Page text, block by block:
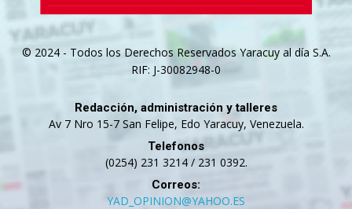
© 2024 - Todos los Derechos Reservados Yaracuy al día S.A.
RIF: J-30082948-0
Redacción, administración y talleres
Av 7 Nro 15-7 San Felipe, Edo Yaracuy, Venezuela.
Telefonos
(0254) 231 3214 / 231 0392.
Correos:
YAD_OPINION@YAHOO.ES